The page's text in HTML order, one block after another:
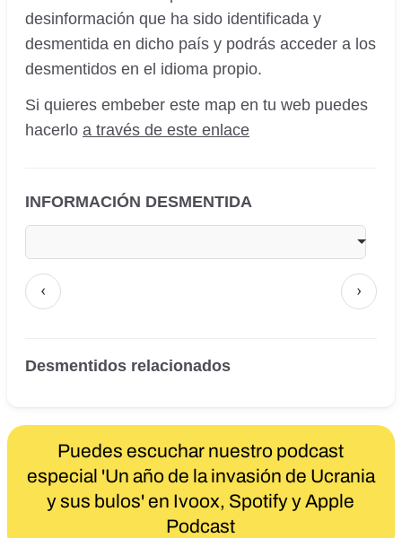
desinformación que ha sido identificada y
desmentida en dicho país y podrás acceder a los
desmentidos en el idioma propio.
Si quieres embeber este map en tu web puedes
hacerlo a través de este enlace
INFORMACIÓN DESMENTIDA
‹ ›
Desmentidos relacionados
Puedes escuchar nuestro podcast
especial 'Un año de la invasión de Ucrania
y sus bulos' en Ivoox, SpotifyyApple
Podcast